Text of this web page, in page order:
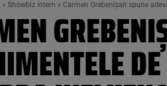
» Showbiz intern » Carmen Grebenișan spune